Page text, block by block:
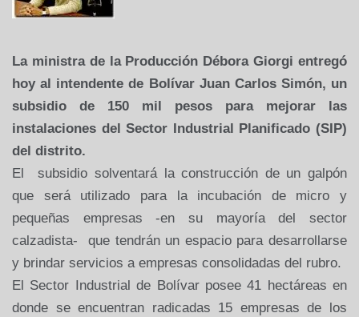
La ministra de la Producción Débora Giorgi entregó
hoy al intendente de Bolívar Juan Carlos Simón, un
subsidio de 150 mil pesos para mejorar las
instalaciones del Sector Industrial Planificado (SIP)
del distrito.
El subsidio solventará la construcción de un galpón
que será utilizado para la incubación de micro y
pequeñas empresas -en su mayoría del sector
calzadista- que tendrán un espacio para desarrollarse
y brindar servicios a empresas consolidadas del rubro.
El Sector Industrial de Bolívar posee 41 hectáreas en
donde se encuentran radicadas 15 empresas de los